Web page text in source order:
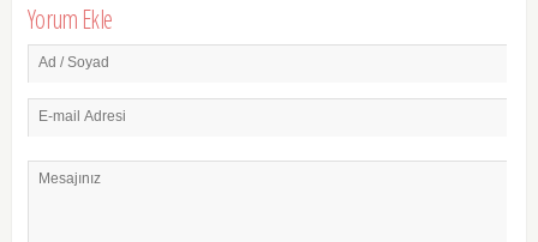
Yorum Ekle
Ad / Soyad
E-mail Adresi
Mesajınız